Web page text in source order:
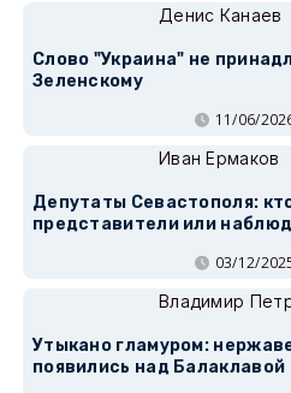
Денис Канаев
Слово "Украина" не
Зеленскому
11/06/
Иван Ермаков
Депутаты Севастополя:
представители или
03/12/
Владимир
Утыкано гламуром:
появились над Балаклавой